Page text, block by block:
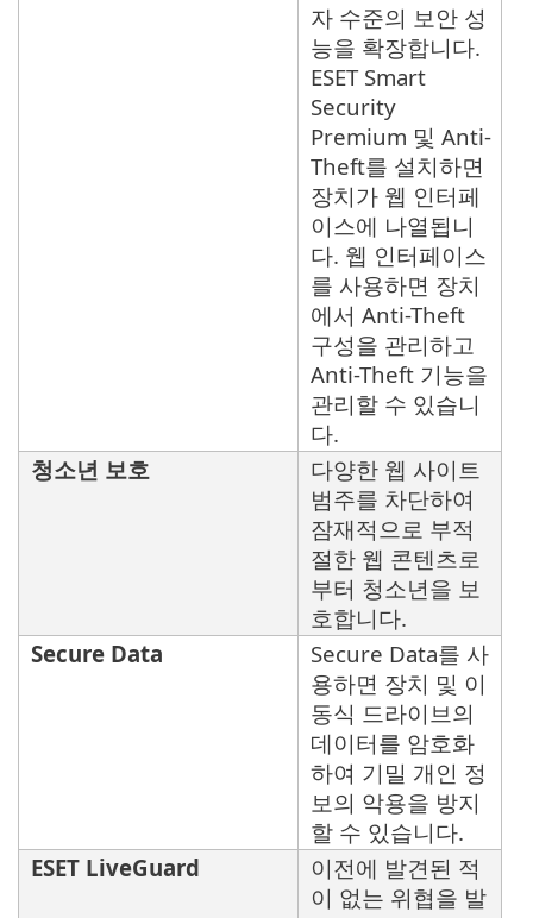
자 수준의 보안 성
능을 확장합니다.
ESET Smart
Security
Premium 및 Anti-
Theft를 설치하면
장치가 웹 인터페
이스에 나열됩니
다. 웹 인터페이스
를 사용하면 장치
에서 Anti-Theft
구성을 관리하고
Anti-Theft 기능을
관리할 수 있습니
다.
청소년 보호
다양한 웹 사이트
범주를 차단하여
잠재적으로 부적
절한 웹 콘텐츠로
부터 청소년을 보
호합니다.
Secure Data
Secure Data를 사
용하면 장치 및 이
동식 드라이브의
데이터를 암호화
하여 기밀 개인 정
보의 악용을 방지
할 수 있습니다.
ESET LiveGuard
이전에 발견된 적
이 없는 위협을 발